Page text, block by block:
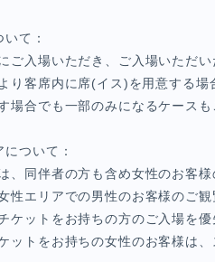
て：
ご入場いただき、ご入場いただ
り客席内に席(イス)を用意する場
場合でも一部のみになるケース
ついて：
、同伴者の方も含め女性のお客様
性エリアでの男性のお客様のご
ケットをお持ちの方のご入場を優
ットをお持ちの女性のお客様は